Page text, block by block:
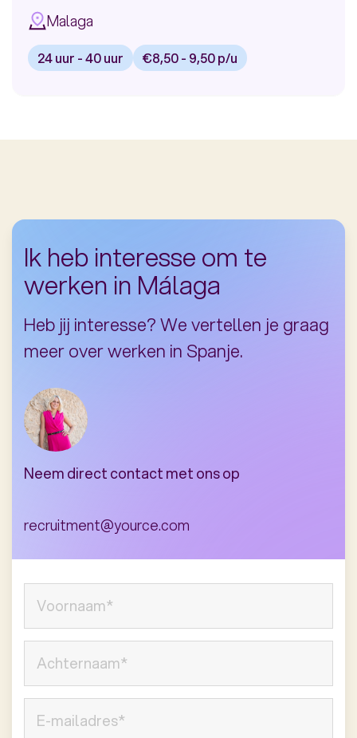
Malaga
24 uur - 40 uur €8,50 - 9,50 p/u
Medewerker
Ik heb interesse om te
werken in Málaga
Heb jij interesse? We vertellen je graag
meer over werken in Spanje.
Neem direct contact met ons op
recruitment@yource.com